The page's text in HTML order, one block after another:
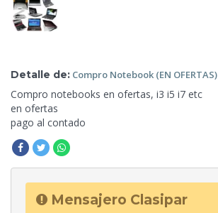
Detalle de: Compro Notebook (EN OFERTAS)
Compro notebooks en ofertas, i3 i5 i7 etc
en ofertas
pago al contado
Mensajero Clasipar